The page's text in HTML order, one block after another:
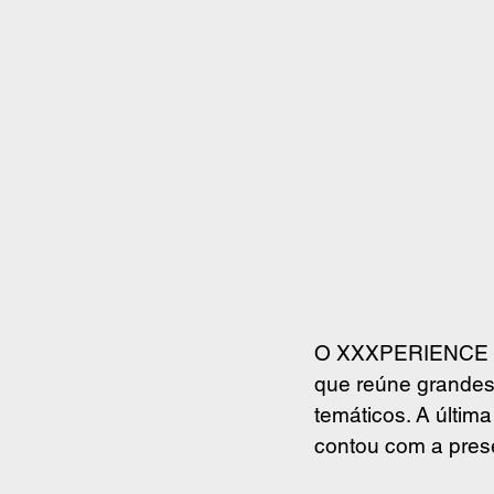
O
que reúne
temáticos. A
contou com a